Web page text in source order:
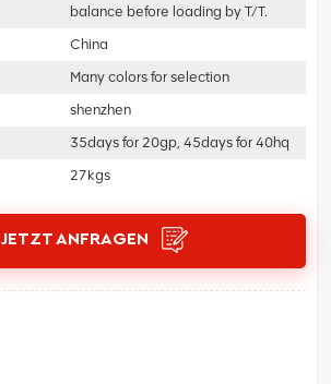
balance before loading by T/T.
China
Many colors for selection
shenzhen
35days for 20gp, 45days for 40hq
27kgs
JETZT ANFRAGEN